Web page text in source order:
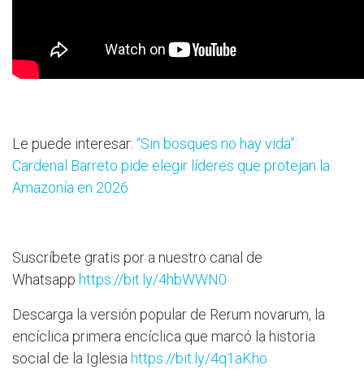
Le puede interesar: “Sin bosques no hay vida”:
Cardenal Barreto pide elegir líderes que protejan la
Amazonía en 2026
Suscríbete gratis por a nuestro canal de
Whatsapp https://bit.ly/4hbWWN0
Descarga la versión popular de Rerum novarum, la
encíclica primera encíclica que marcó la historia
social de la Iglesia https://bit.ly/4q1aKho